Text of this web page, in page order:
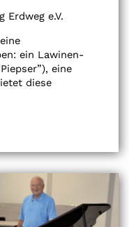
Erdweg e.V.
ein Lawinen-
eine
diese